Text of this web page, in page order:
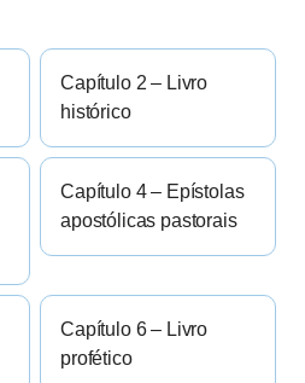
Capítulo 2 – Livro
histórico
Capítulo 4 – Epístolas
apostólicas pastorais
Capítulo 6 – Livro
profético